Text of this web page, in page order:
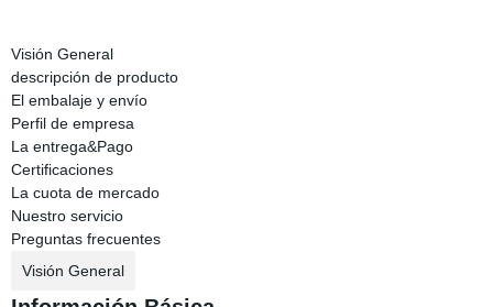
Visión General
descripción de producto
El embalaje y envío
Perfil de empresa
La entrega&Pago
Certificaciones
La cuota de mercado
Nuestro servicio
Preguntas frecuentes
Visión General